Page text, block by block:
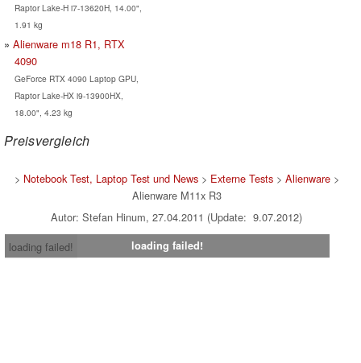
Raptor Lake-H i7-13620H, 14.00",
1.91 kg
Alienware m18 R1, RTX
4090
GeForce RTX 4090 Laptop GPU,
Raptor Lake-HX i9-13900HX,
18.00", 4.23 kg
Preisvergleich
> Notebook Test, Laptop Test und News> Externe Tests> Alienware>
Alienware M11x R3
Autor: Stefan Hinum, 27.04.2011 (Update: 9.07.2012)
loading failed!
loading failed!